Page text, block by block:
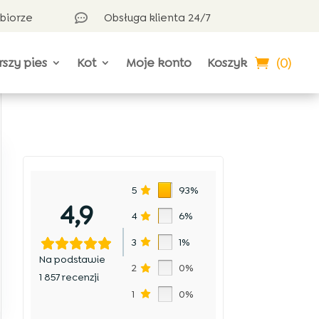
 Obsługa klienta 24/7
pies Kot Moje konto Koszyk (0)
4,9
Na podstawie
1 857 recenzji
5 93%
4 6%
3 1%
2 0%
1 0%